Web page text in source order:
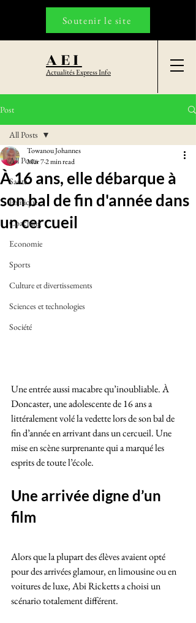
AEI
Actualités Express Info
Soutenir le site
Post
All Posts
Santé
Politique
Coaching
Economie
Sports
Culture et divertissements
Sciences et technologies
Société
All Posts
À 16 ans, elle débarque à
son bal de fin d'année dans
un cercueil
Towanou Johannes
Mar 72 min read
Une entrée aussi macabre qu’inoubliable. À
Doncaster, une adolescente de 16 ans a
littéralement volé la vedette lors de son bal de
fin d’année en arrivant dans un cercueil. Une
mise en scène surprenante qui a marqué les
esprits de toute l’école.
Une arrivée digne d’un
film
Alors que la plupart des élèves avaient opté
pour des arrivées glamour, en limousine ou en
voitures de luxe, Abi Ricketts a choisi un
scénario totalement différent.